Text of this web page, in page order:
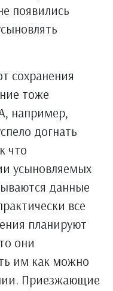
появились
сохранения
тоже
например,
догнать
что
усыновляемых
данные
все
планируют
они
им как можно
Приезжающие